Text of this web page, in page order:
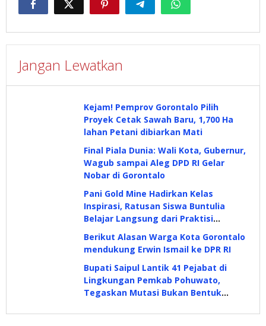
Jangan Lewatkan
Kejam! Pemprov Gorontalo Pilih
Proyek Cetak Sawah Baru, 1,700 Ha
lahan Petani dibiarkan Mati
Final Piala Dunia: Wali Kota, Gubernur,
Wagub sampai Aleg DPD RI Gelar
Nobar di Gorontalo
Pani Gold Mine Hadirkan Kelas
Inspirasi, Ratusan Siswa Buntulia
Belajar Langsung dari Praktisi
Industri
Berikut Alasan Warga Kota Gorontalo
mendukung Erwin Ismail ke DPR RI
Bupati Saipul Lantik 41 Pejabat di
Lingkungan Pemkab Pohuwato,
Tegaskan Mutasi Bukan Bentuk